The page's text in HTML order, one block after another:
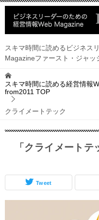
スキマ時間に読めるビジネス
Magazineファースト・ジャッ
スキマ時間に読める経営情報
from2011 TOP
クライメートテック
「クライメート
Tweet